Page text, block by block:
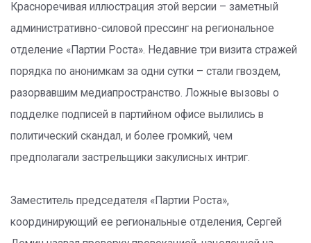
Красноречивая иллюстрация этой версии – заметный
административно-силовой прессинг на региональное
отделение «Партии Роста». Недавние три визита стражей
порядка по анонимкам за одни сутки – стали гвоздем,
разорвавшим медиапространство. Ложные вызовы о
подделке подписей в партийном офисе вылились в
политический скандал, и более громкий, чем
предполагали застрельщики закулисных интриг.
Заместитель председателя «Партии Роста»,
координирующий ее региональные отделения, Сергей